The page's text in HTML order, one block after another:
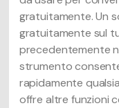
gratuitamente. Un
gratuitamente sul
precedentemente
strumento
rapidamente
offre altre funzioni